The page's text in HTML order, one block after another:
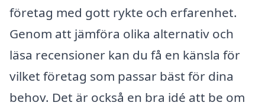
företag med gott rykte och erfarenhet.
Genom att jämföra olika alternativ och
läsa recensioner kan du få en känsla för
vilket företag som passar bäst för dina
behov. Det är också en bra idé att be om